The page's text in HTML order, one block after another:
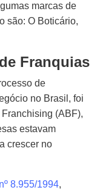
marcas de
são: O Boticário,
Franquias
de
no Brasil, foi
(ABF),
estavam
crescer no
8.955/1994,